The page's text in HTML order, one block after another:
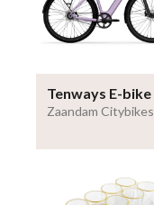
Tenways E-bike
Zaandam Citybikes